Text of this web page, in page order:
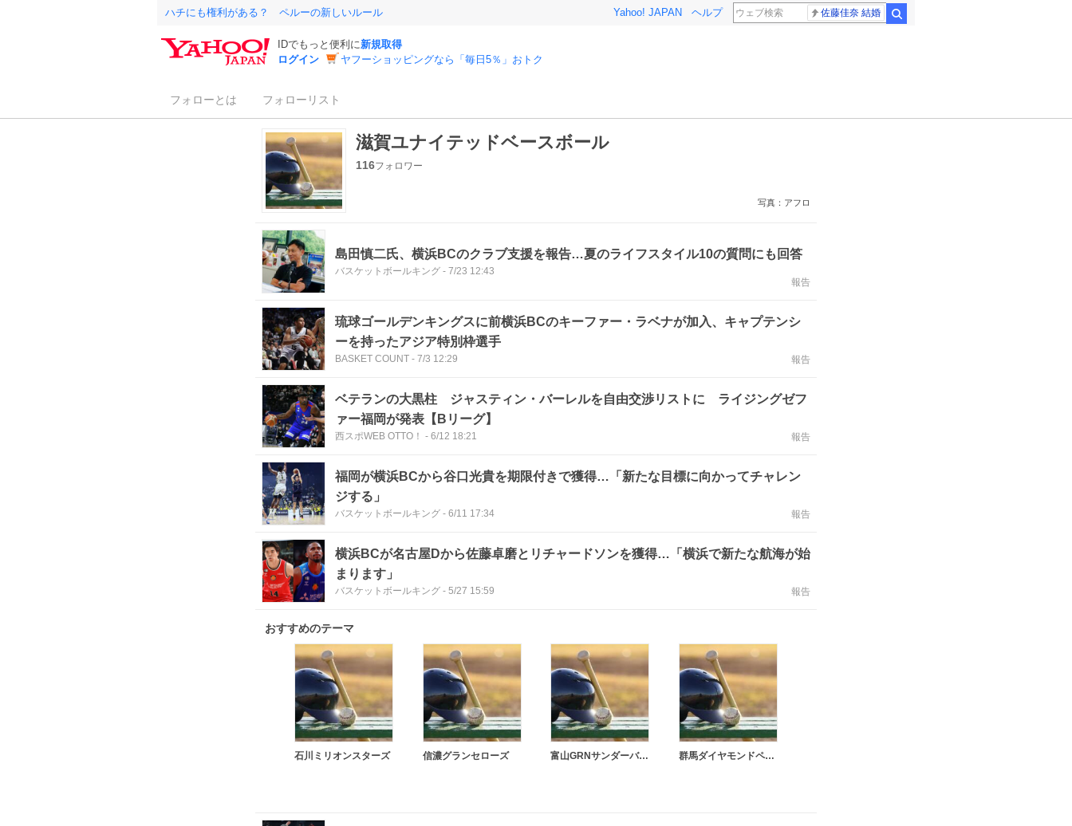
ハチにも権利がある？ ペルーの新しいルール Yahoo! JAPAN ヘルプ 佐藤佳奈 結婚
IDでもっと便利に新規取得
ログイン
ヤフーショッピングなら「毎日5％」おトク
フォローとは フォローリスト
滋賀ユナイテッドベースボール
116フォロワー
写真：アフロ
島田慎二氏、横浜BCのクラブ支援を報告…夏のライフスタイル10の質問にも回答
バスケットボールキング - 7/23 12:43
報告
琉球ゴールデンキングスに前横浜BCのキーファー・ラベナが加入、キャプテンシ
ーを持ったアジア特別枠選手
BASKET COUNT - 7/3 12:29 報告
ベテランの大黒柱 ジャスティン・バーレルを自由交渉リストに ライジングゼフ
ァー福岡が発表【Bリーグ】
西スポWEB OTTO！ - 6/12 18:21 報告
福岡が横浜BCから谷口光貴を期限付きで獲得…「新たな目標に向かってチャレン
ジする」
バスケットボールキング - 6/11 17:34 報告
横浜BCが名古屋Dから佐藤卓磨とリチャードソンを獲得…「横浜で新たな航海が始
まります」
バスケットボールキング - 5/27 15:59 報告
おすすめのテーマ
石川ミリオンスターズ 信濃グランセローズ 富山GRNサンダーバーズ 群馬ダイヤモンドペガサス